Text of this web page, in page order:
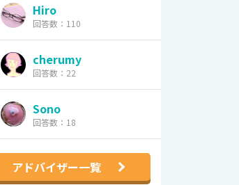
Hiro
回答数：110
cherumy
回答数：22
Sono
回答数：18
アドバイザー一覧